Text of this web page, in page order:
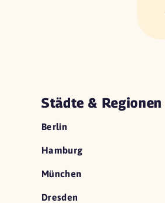
Städte & Regionen
Berlin
Hamburg
München
Dresden